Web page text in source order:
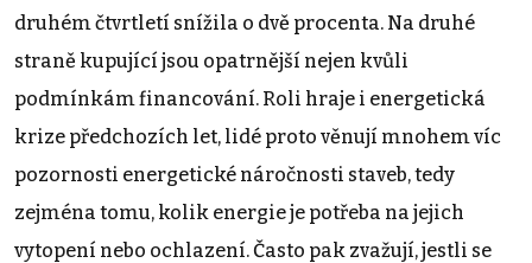
druhém čtvrtletí snížila o dvě procenta. Na druhé
straně kupující jsou opatrnější nejen kvůli
podmínkám financování. Roli hraje i energetická
krize předchozích let, lidé proto věnují mnohem víc
pozornosti energetické náročnosti staveb, tedy
zejména tomu, kolik energie je potřeba na jejich
vytopení nebo ochlazení. Často pak zvažují, jestli se